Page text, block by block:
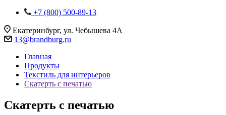
+7 (800) 500-89-13
Екатеринбург, ул. Чебышева 4А
13@brandburg.ru
Главная
Продукты
Текстиль для интерьеров
Скатерть с печатью
Скатерть с печатью